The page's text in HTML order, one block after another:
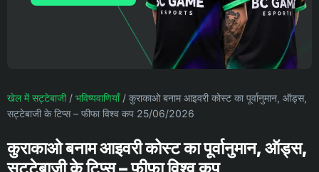
खेल में सट्टेबाजी/ भविष्यवाणियाँ/ कुराकाओ बनाम आइवरी कोस्ट का पूर्वानुमान, ऑड्स,
सट्टेबाजी के टिप्स – फीफा विश्व कप 25/06/2026
कुराकाओ बनाम आइवरी कोस्ट का पूर्वानुमान, ऑड्स,